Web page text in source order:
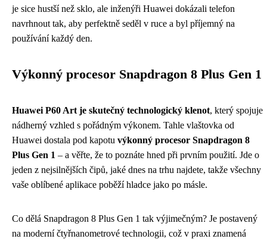
je sice hustší než sklo, ale inženýři Huawei dokázali telefon
navrhnout tak, aby perfektně seděl v ruce a byl příjemný na
používání každý den.
Výkonný procesor Snapdragon 8 Plus Gen 1
Huawei P60 Art je skutečný technologický klenot, který spojuje
nádherný vzhled s pořádným výkonem. Tahle vlaštovka od
Huawei dostala pod kapotu výkonný procesor Snapdragon 8
Plus Gen 1 – a věřte, že to poznáte hned při prvním použití. Jde o
jeden z nejsilnějších čipů, jaké dnes na trhu najdete, takže všechny
vaše oblíbené aplikace poběží hladce jako po másle.
Co dělá Snapdragon 8 Plus Gen 1 tak výjimečným? Je postavený
na moderní čtyřnanometrové technologii, což v praxi znamená